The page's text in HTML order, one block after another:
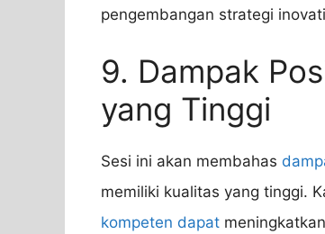
pengembangan strategi
9. Dampak
yang Tinggi
Sesi ini akan membahas
memiliki kualitas yang tinggi.
kompeten dapat